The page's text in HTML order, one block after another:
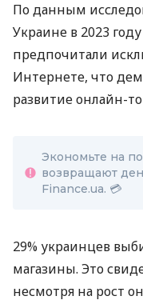
По данным
Украине в 2023
предпочитали
Интернете, что
развитие онлайн-
Экономьте на
возвращают
Finance.ua. 💳
29% украинцев
магазины. Это
несмотря на рост